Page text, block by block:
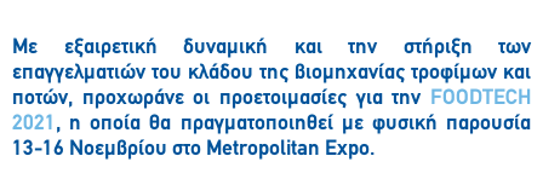
Mε εξαιρετική δυναμική και την στήριξη των
επαγγελματιών του κλάδου της βιομηχανίας τροφίμων και
ποτών, προχωράνε οι προετοιμασίες για την FOODTECH
2021 , η οποία θα πραγματοποιηθεί με φυσική παρουσία
13-16 Νοεμβρίου στο Metropolitan Expo.